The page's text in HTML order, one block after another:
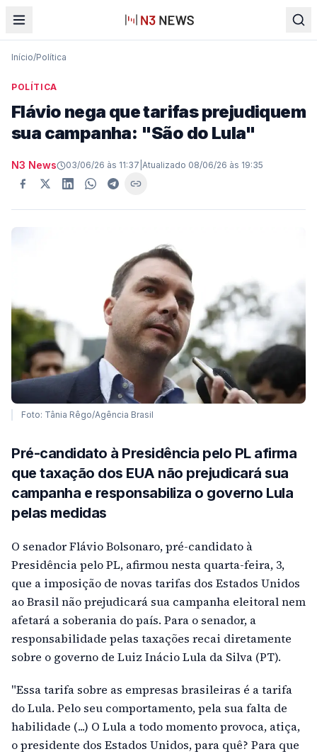
Início/Política
POLÍTICA
Flávio nega que tarifas prejudiquem
sua campanha: "São do Lula"
N3 News 03/06/26 às 11:37 Atualizado 08/06/26 às 19:35
Foto: Tânia Rêgo/Agência Brasil
Pré-candidato à Presidência pelo PL afirma
que taxação dos EUA não prejudicará sua
campanha e responsabiliza o governo Lula
pelas medidas
O senador Flávio Bolsonaro, pré-candidato à
Presidência pelo PL, afirmou nesta quarta-feira, 3,
que a imposição de novas tarifas dos Estados Unidos
ao Brasil não prejudicará sua campanha eleitoral nem
afetará a soberania do país. Para o senador, a
responsabilidade pelas taxações recai diretamente
sobre o governo de Luiz Inácio Lula da Silva (PT).
"Essa tarifa sobre as empresas brasileiras é a tarifa
do Lula. Pelo seu comportamento, pela sua falta de
habilidade (...) O Lula a todo momento provoca, atiça,
o presidente dos Estados Unidos, para quê? Para que